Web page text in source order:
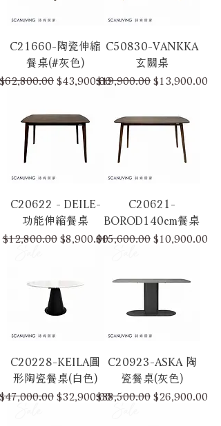
C21660-陶瓷伸縮
餐桌(#灰色)
般價格
$62,800.00促銷價格
$43,900.00
C50830-VANKKA
玄關桌
一般價格
$19,900.00促銷價格
$13,900.00
C20622 - DEILE-
功能伸縮餐桌
一般價格
$12,800.00促銷價格
$8,900.00
C20621-
BOROD140cm餐桌
一般價格
$15,600.00促銷價格
$10,900.00
Sale
C20228-KEILA圓
形陶瓷餐桌(白色)
般價格
$47,000.00促銷價格
$32,900.00
Sale
C20923-ASKA 陶
瓷餐桌(灰色)
一般價格
$38,500.00促銷價格
$26,900.00
Sale Sale